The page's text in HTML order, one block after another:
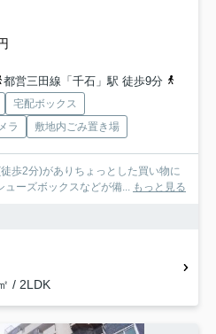
都営三田線「千石」駅 徒歩9分
宅配ボックス
ラ 敷地内ごみ置き場
歩2分)がありちょっとした買い物に
ーズボックスなどが備...
もっと見る
/ 2LDK